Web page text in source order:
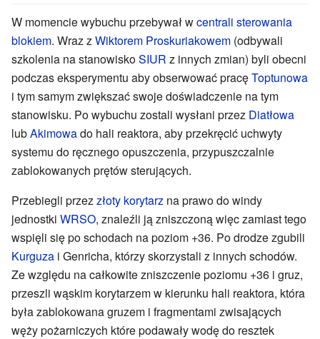
W momencie wybuchu przebywał wcentrali sterowania
blokiem. Wraz z Wiktorem Proskuriakowem (odbywali
szkolenia na stanowiskoSIUR z innych zmian) byli obecni
podczas eksperymentu aby obserwować pracęToptunowa
i tym samym zwiększać swoje doświadczenie na tym
stanowisku. Po wybuchu zostali wysłani przez Diatłowa
lubAkimowado hali reaktora, aby przekręcić uchwyty
systemu do ręcznego opuszczenia, przypuszczalnie
zablokowanych prętów sterujących.
Przebiegli przez złoty korytarz na prawo do windy
jednostki WRSO, znaleźli ją zniszczoną więc zamiast tego
wspięli się po schodach na poziom +36. Po drodze zgubili
Kurguza i Genricha, którzy skorzystali z innych schodów.
Ze względu na całkowite zniszczenie poziomu +36 i gruz,
przeszli wąskim korytarzem w kierunku hali reaktora, która
była zablokowana gruzem i fragmentami zwisających
węży pożarniczych które podawały wodę do resztek